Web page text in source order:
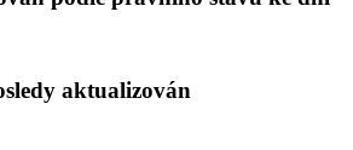
aktualizován